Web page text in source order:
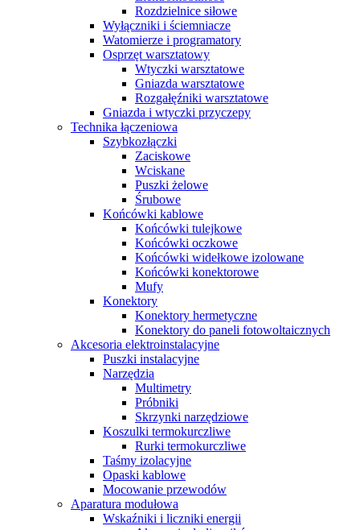
Rozdzielnice siłowe
Wyłączniki i ściemniacze
Watomierze i programatory
Osprzęt warsztatowy
Wtyczki warsztatowe
Gniazda warsztatowe
Rozgałęźniki warsztatowe
Gniazda i wtyczki przyczepy
Technika łączeniowa
Szybkozłączki
Zaciskowe
Wciskane
Puszki żelowe
Śrubowe
Końcówki kablowe
Końcówki tulejkowe
Końcówki oczkowe
Końcówki widełkowe izolowane
Końcówki konektorowe
Mufy
Konektory
Konektory hermetyczne
Konektory do paneli fotowoltaicznych
Akcesoria elektroinstalacyjne
Puszki instalacyjne
Narzędzia
Multimetry
Próbniki
Skrzynki narzędziowe
Koszulki termokurczliwe
Rurki termokurczliwe
Taśmy izolacyjne
Opaski kablowe
Mocowanie przewodów
Aparatura modułowa
Wskaźniki i liczniki energii